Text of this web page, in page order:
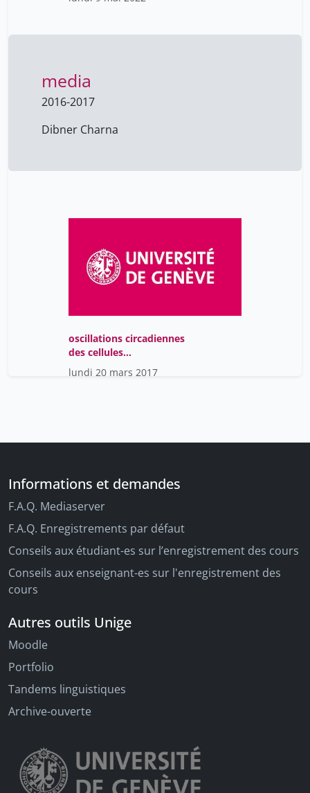
horloge circadienne
media
2016-2017
Dibner Charna
oscillations circadiennes
des cellules
pancréatiques
lundi 20 mars 2017
Informations et demandes
F.A.Q. Mediaserver
F.A.Q. Enregistrements par défaut
Conseils aux étudiant-es sur l’enregistrement des cours
Conseils aux enseignant-es sur l'enregistrement des
cours
Autres outils Unige
Moodle
Portfolio
Tandems linguistiques
Archive-ouverte